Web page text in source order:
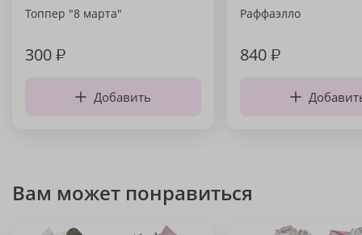
Топпер "8 марта"
300₽
Добавить
Раффаэлло
840₽
Вам может понравиться